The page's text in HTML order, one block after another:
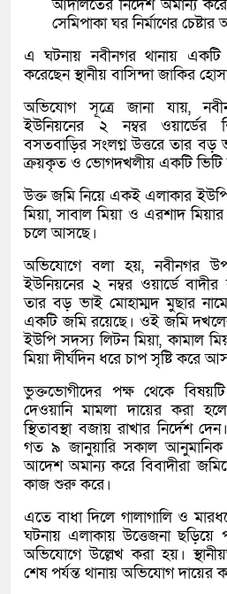
আদালতের নির্দেশ অমান্য
সেমিপাকা ঘর নির্মাণের
এ ঘটনায় নবীনগর থানায়
করেছেন স্থানীয় বাসিন্দা জাকির
অভিযোগ সূত্রে জানা যায়,
ইউনিয়নের ২ নম্বর ওয়ার্ডের
বসতবাড়ির সংলগ্ন উত্তরে তার বড়
ক্রয়কৃত ও ভোগদখলীয় একটি ভিটি
উক্ত জমি নিয়ে একই এলাকার
মিয়া, সাবাল মিয়া ও এরশাদ মিয়ার
চলে আসছে।
অভিযোগে বলা হয়, নবীনগর
ইউনিয়নের ২ নম্বর ওয়ার্ডে
তার বড় ভাই মোহাম্মদ মুছার
একটি জমি রয়েছে। ওই জমি
ইউপি সদস্য লিটন মিয়া, কামাল
মিয়া দীর্ঘদিন ধরে চাপ সৃষ্টি করে
ভুক্তভোগীদের পক্ষ থেকে
দেওয়ানি মামলা দায়ের করা
স্থিতাবস্থা বজায় রাখার নির্দেশ
গত ৯ জানুয়ারি সকাল
আদেশ অমান্য করে বিবাদীরা
কাজ শুরু করে।
এতে বাধা দিলে গালাগালি ও
ঘটনায় এলাকায় উত্তেজনা ছড়িয়ে
অভিযোগে উল্লেখ করা হয়।
শেষ পর্যন্ত থানায় অভিযোগ দায়ের